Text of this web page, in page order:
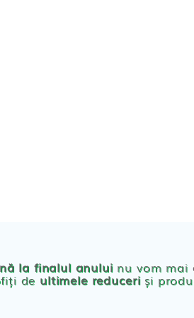
Post-Natale
la finalul anuluinu vom mai
de ultimele reduceriși